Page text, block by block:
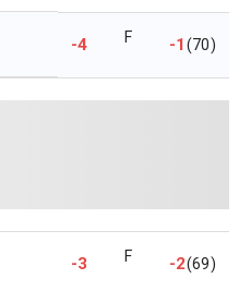
-4 F -1(70)
-3 F -2(69)